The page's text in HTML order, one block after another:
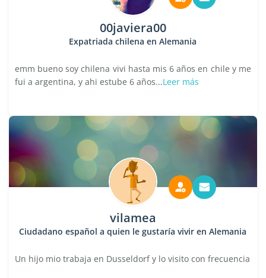
00javiera00
Expatriada chilena en Alemania
emm bueno soy chilena vivi hasta mis 6 años en chile y me
fui a argentina, y ahi estube 6 años...Leer más
vilamea
Ciudadano español a quien le gustaría vivir en Alemania
Un hijo mio trabaja en Dusseldorf y lo visito con frecuencia